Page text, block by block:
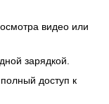
видео или
зарядкой.
доступ к